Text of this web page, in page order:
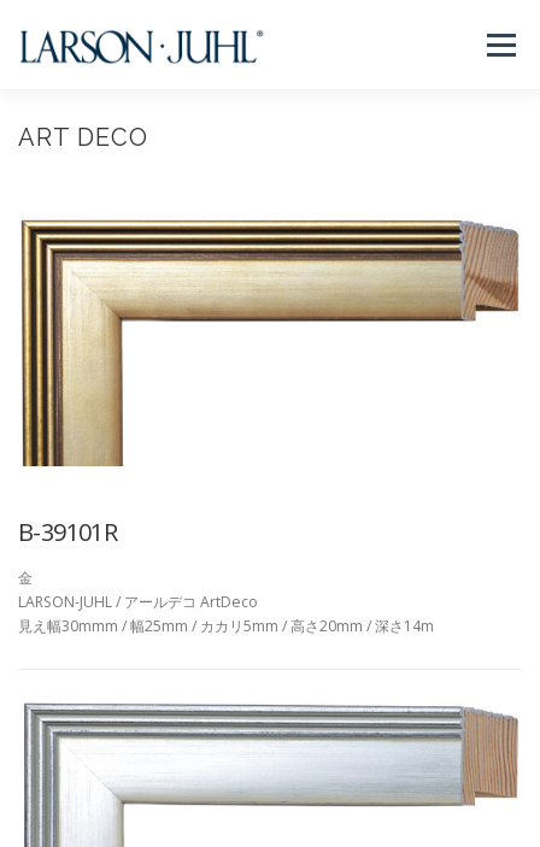
メニュー
NEWS フレームについて
取扱店リスト お問い合わせ 法人のお客様
EN/CN
ART DECO
B-39101R
金
LARSON-JUHL / アールデコ ArtDeco
見え幅30mmm / 幅25mm / カカリ5mm / 高さ20mm / 深さ14m